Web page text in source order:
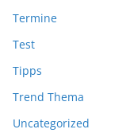
Termine
Test
Tipps
Trend Thema
Uncategorized